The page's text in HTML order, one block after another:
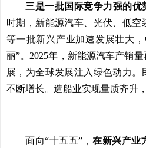
三是一批国际竞争力强的优
时期，新能源汽车、光伏、低空
等一批新兴产业加速发展壮大
丽”。2025年，新能源汽车产销
展，为全球发展注入绿色动力
不断增长。造船业实现量质齐升
面向“十五五”， 在新兴产业